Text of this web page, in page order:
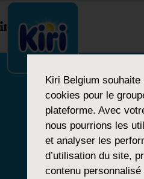
index.php
NOTRE
NOS
NOS
Kiri Belgium souhaite
cookies pour le
plateforme. Avec
nous pourrions les
et analyser les
d’utilisation du site,
contenu